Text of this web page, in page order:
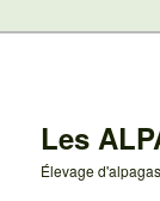
Les
Élevage